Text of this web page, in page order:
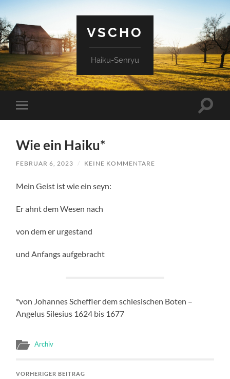
VSCHO
Haiku-Senryu
Mobile-
Menü
Wie ein Haiku*
FEBRUAR 6, 2023 / KEINE KOMMENTARE
Mein Geist ist wie ein seyn:
Er ahnt dem Wesen nach
von dem er urgestand
und Anfangs aufgebracht
*von Johannes Scheffler dem schlesischen Boten –
Angelus Silesius 1624 bis 1677
Archiv
VORHERIGER BEITRAG